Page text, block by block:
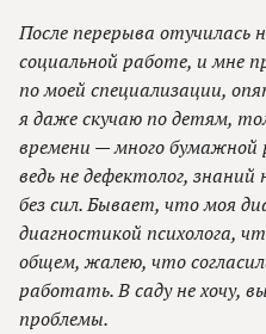
После перерыва отучилась
социальной работе, и мне
по моей специализации,
я даже скучаю по детям,
времени — много
ведь не дефектолог,
без сил. Бывает, что моя
диагностикой психолога,
общем, жалею, что
работать. В саду не хочу,
проблемы.